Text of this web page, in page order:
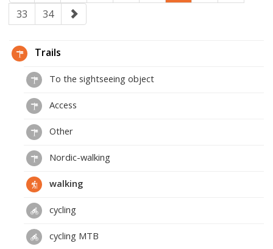
33
34
Trails
To the sightseeing object
Access
Other
Nordic-walking
walking
cycling
cycling MTB